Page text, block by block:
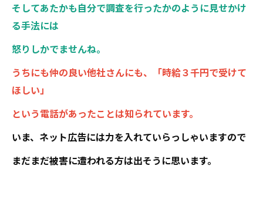
そしてあたかも自分で調査を行ったかのように見せかけ
る手法には
怒りしかでませんね。
うちにも仲の良い他社さんにも、「時給３千円で受けて
ほしい」
という電話があったことは知られています。
いま、ネット広告には力を入れていらっしゃいますので
まだまだ被害に遭われる方は出そうに思います。